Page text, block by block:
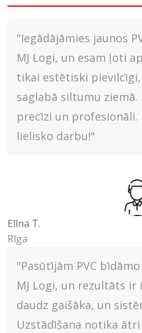
"Iegādājāmies jaunos
MJ Logi, un esam ļoti
tikai estētiski
saglabā siltumu
precīzi un profesionāli.
lielisko darbu!"
Elīna T.
Rīga
"Pasūtījām PVC
MJ Logi, un rezultāts
daudz gaišāka, un
Uzstādīšana notika